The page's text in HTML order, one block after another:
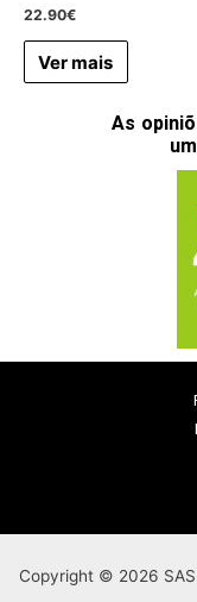
22.90€
Ver mais
As
Copyright © 2026